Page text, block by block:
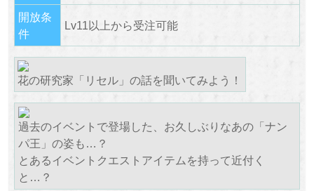
開放条
件
Lv11以上から受注可能
花の研究家「リセル」の話を聞いてみよう！
過去のイベントで登場した、お久しぶりなあの「ナン
パ王」の姿も…？
とあるイベントクエストアイテムを持って近付く
と…？